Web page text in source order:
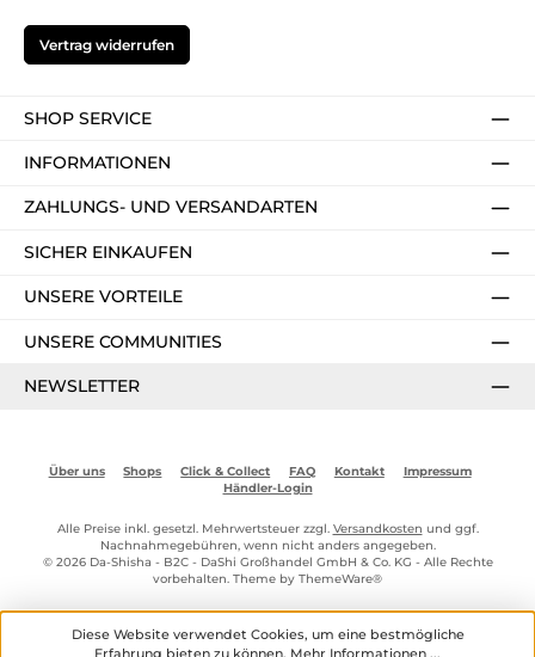
Vertrag widerrufen
SHOP SERVICE
INFORMATIONEN
ZAHLUNGS- UND VERSANDARTEN
SICHER EINKAUFEN
UNSERE VORTEILE
UNSERE COMMUNITIES
NEWSLETTER
Über uns Shops Click & Collect FAQ Kontakt
Impressum
Händler-Login
Alle Preise inkl. gesetzl. Mehrwertsteuer zzgl. Versandkosten und ggf.
Nachnahmegebühren, wenn nicht anders angegeben.
© 2026 Da-Shisha - B2C - DaShi Großhandel GmbH & Co. KG - Alle Rechte
vorbehalten. Theme by ThemeWare®
Diese Website verwendet Cookies, um eine bestmögliche
Erfahrung bieten zu können. Mehr Informationen ...